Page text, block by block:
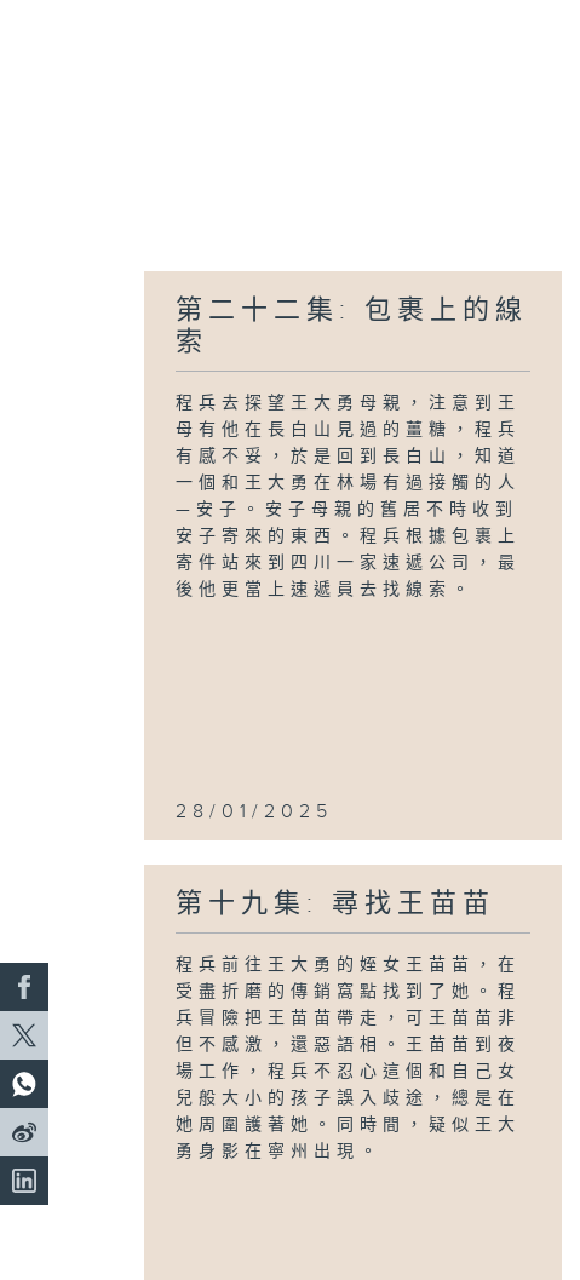
第二十二集: 包裹上的線
索
程兵去探望王大勇母親，注意到王
母有他在長白山見過的薑糖，程兵
有感不妥，於是回到長白山，知道
一個和王大勇在林場有過接觸的人
—安子。安子母親的舊居不時收到
安子寄來的東西。程兵根據包裹上
寄件站來到四川一家速遞公司，最
後他更當上速遞員去找線索。
28/01/2025
第十九集: 尋找王苗苗
程兵前往王大勇的姪女王苗苗，在
受盡折磨的傳銷窩點找到了她。程
兵冒險把王苗苗帶走，可王苗苗非
但不感激，還惡語相。王苗苗到夜
場工作，程兵不忍心這個和自己女
兒般大小的孩子誤入歧途，總是在
她周圍護著她。同時間，疑似王大
勇身影在寧州出現。